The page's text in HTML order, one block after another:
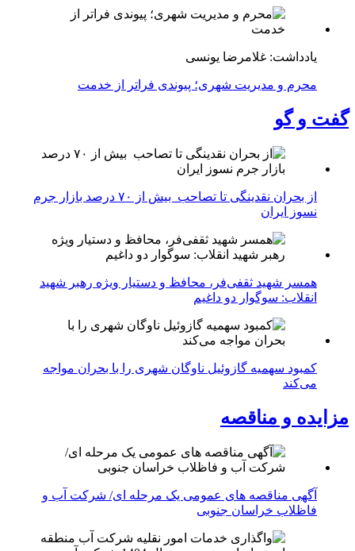
یادداشت: غلامرضا یونسی
محرم و مدیریت شهری؛ پیوندی فراتر از خدمت
گفت و گو
از بحران نقدینگی تا تصاحب بیش از ۷۰ درصد بازار جرم
نسوز ایران
همسر شهید ثقفی‌فر، محافظ و دستیار ویژه رهبر شهید
انقلاب: سوگوار دو داغیم
کمبود سهمیه گازوئیل ناوگان شهری را با بحران مواجه
می‌کند
مزایده و مناقصه
آگهی مناقصه های عمومی یک مرحله ای/ شرکت آب و
فاظلاب خراسان جنوبی